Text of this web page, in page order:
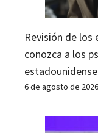
Revisión de los
conozca a los
6 de agosto de 2026